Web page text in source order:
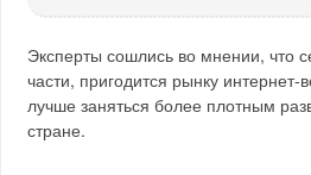
Эксперты сошлись во мнении, что
части, пригодится рынку
лучше заняться более плотным
стране.